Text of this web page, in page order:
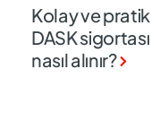
Kolay ve pratik
DASK sigortası
nasıl alınır?